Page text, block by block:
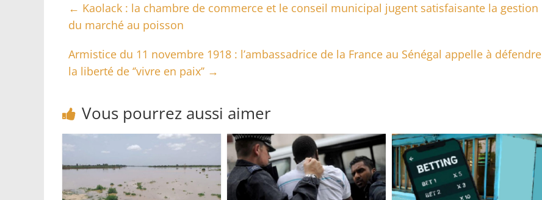
← Kaolack : la chambre de commerce et le conseil municipal jugent satisfaisante la gestion
du marché au poisson
Armistice du 11 novembre 1918 : l’ambassadrice de la France au Sénégal appelle à défendre
la liberté de ‘’vivre en paix’’ →
Vous pourrez aussi aimer